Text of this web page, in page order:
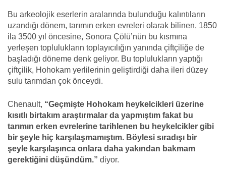
Bu arkeolojik eserlerin aralarında bulunduğu kalıntıların
uzandığı dönem, tarımın erken evreleri olarak bilinen, 1850
ila 3500 yıl öncesine, Sonora Çölü’nün bu kısmına
yerleşen toplulukların toplayıcılığın yanında çiftçiliğe de
başladığı döneme denk geliyor. Bu toplulukların yaptığı
çiftçilik, Hohokam yerlilerinin geliştirdiği daha ileri düzey
sulu tarımdan çok önceydi.
Chenault, “Geçmişte Hohokam heykelcikleri üzerine
kısıtlı birtakım araştırmalar da yapmıştım fakat bu
tarımın erken evrelerine tarihlenen bu heykelcikler gibi
bir şeyle hiç karşılaşmamıştım. Böylesi sıradışı bir
şeyle karşılaşınca onlara daha yakından bakmam
gerektiğini düşündüm.” diyor.